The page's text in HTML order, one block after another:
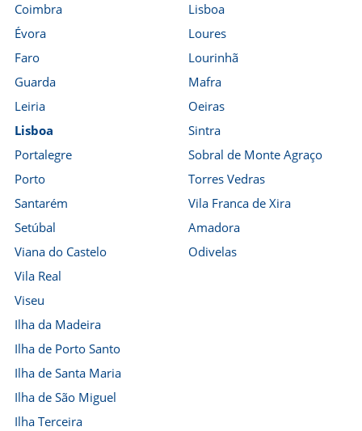
Coimbra
Évora
Faro
Guarda
Leiria
Lisboa
Portalegre
Porto
Santarém
Setúbal
Viana do Castelo
Vila Real
Viseu
Ilha da Madeira
Ilha de Porto Santo
Ilha de Santa Maria
Ilha de São Miguel
Ilha Terceira
Lisboa
Loures
Lourinhã
Mafra
Oeiras
Sintra
Sobral de Monte Agraço
Torres Vedras
Vila Franca de Xira
Amadora
Odivelas